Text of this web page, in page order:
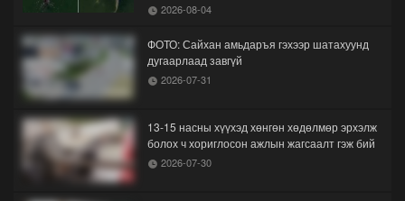
2026-08-04
ФОТО: Сайхан амьдаръя гэхээр шатахуунд
дугаарлаад завгүй
2026-07-31
13-15 насны хүүхэд хөнгөн хөдөлмөр эрхэлж
болох ч хориглосон ажлын жагсаалт гэж бий
2026-07-30